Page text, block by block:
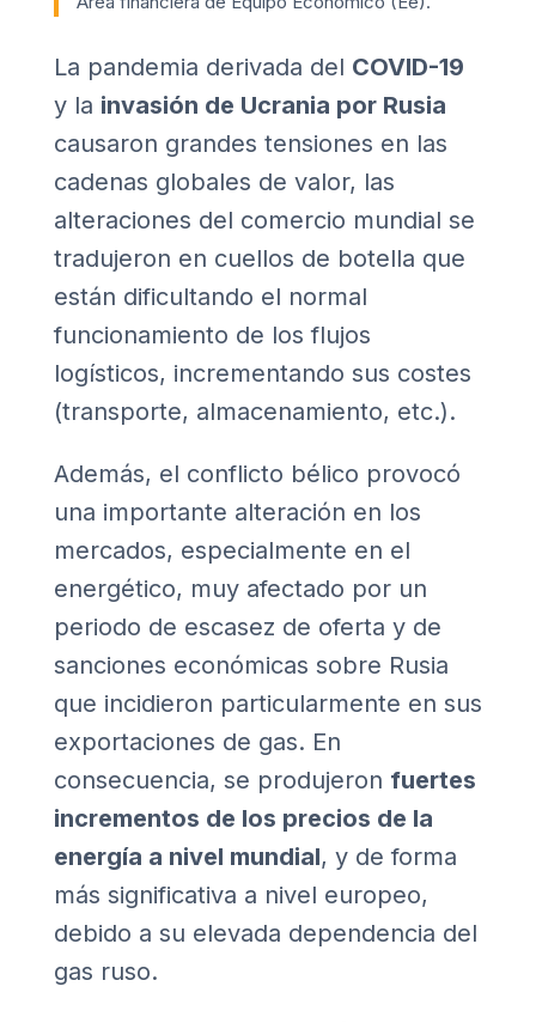
La pandemia derivada del COVID-19
y la invasión de Ucrania por Rusia
causaron grandes tensiones en las
cadenas globales de valor, las
alteraciones del comercio mundial se
tradujeron en cuellos de botella que
están dificultando el normal
funcionamiento de los flujos
logísticos, incrementando sus costes
(transporte, almacenamiento, etc.).
Además, el conflicto bélico provocó
una importante alteración en los
mercados, especialmente en el
energético, muy afectado por un
periodo de escasez de oferta y de
sanciones económicas sobre Rusia
que incidieron particularmente en sus
exportaciones de gas. En
consecuencia, se produjeron fuertes
incrementos de los precios de la
energía a nivel mundial, y de forma
más significativa a nivel europeo,
debido a su elevada dependencia del
gas ruso.